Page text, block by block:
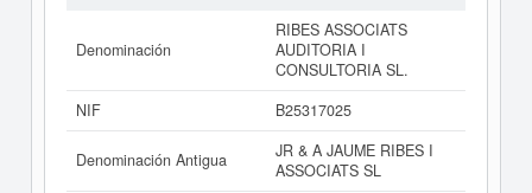
EN EL AMBITO DEL ASESORAMIENTO FISCAL,
CONTABLE, ETC. y fue creada el día 03/01/1994. La
categoría CNAE en la que está dada de alta esta
teneduría de libros, auditoría y asesoría fiscal. Dentro
ASSOCIATS AUDITORIA I CONSULTORIA SL.cuenta
con el número 87210000. Esta empresa se compone de
Denominación
RIBES ASSOCIATS
AUDITORIA I
CONSULTORIA SL.
NIF
B25317025
Denominación Antigua
JR & A JAUME RIBES I
ASSOCIATS SL